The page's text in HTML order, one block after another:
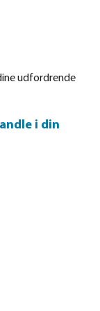
udfordrende
i din